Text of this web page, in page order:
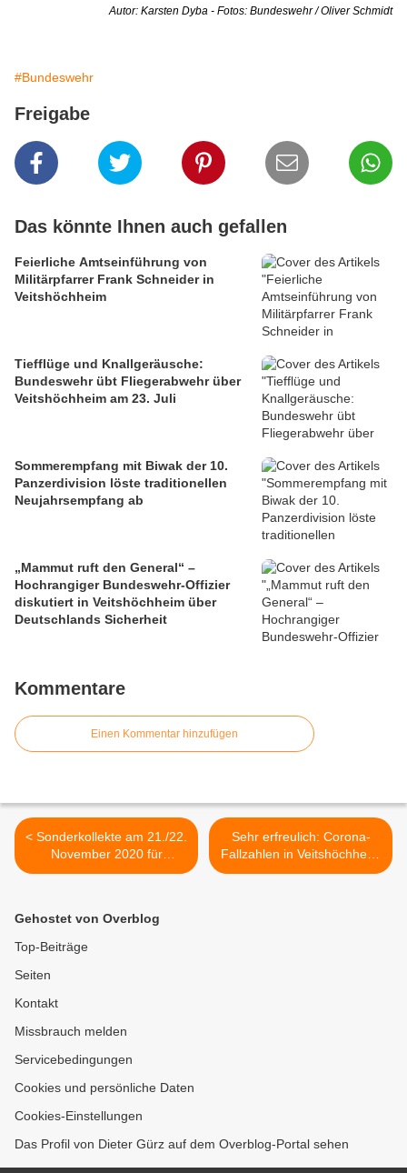
Autor: Karsten Dyba - Fotos: Bundeswehr / Oliver Schmidt
#Bundeswehr
Freigabe
Das könnte Ihnen auch gefallen
Feierliche Amtseinführung von
Militärpfarrer Frank Schneider in
Veitshöchheim
Tiefflüge und Knallgeräusche:
Bundeswehr übt Fliegerabwehr über
Veitshöchheim am 23. Juli
Sommerempfang mit Biwak der 10.
Panzerdivision löste traditionellen
Neujahrsempfang ab
„Mammut ruft den General“ –
Hochrangiger Bundeswehr-Offizier
diskutiert in Veitshöchheim über
Deutschlands Sicherheit
Kommentare
Einen Kommentar hinzufügen
< Sonderkollekte am 21./22.
November 2020 für
Instandsetzung der
Sehr erfreulich: Corona-
Fallzahlen in Veitshöchheim
nun mit 2 Corona-
Gehostet von Overblog
Top-Beiträge
Seiten
Kontakt
Missbrauch melden
Servicebedingungen
Cookies und persönliche Daten
Cookies-Einstellungen
Das Profil von Dieter Gürz auf dem Overblog-Portal sehen